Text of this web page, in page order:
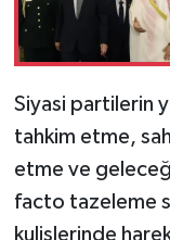
Siyasi partilerin
tahkim etme,
etme ve
facto tazeleme
kulislerinde